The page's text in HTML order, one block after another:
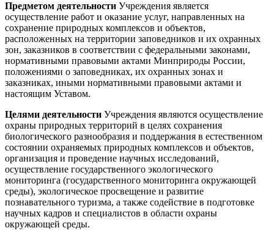
Предметом деятельности Учреждения является
осуществление работ и оказание услуг, направленных на
сохранение природных комплексов и объектов,
расположенных на территории заповедников и их охранных
зон, заказников в соответствии с федеральными законами,
нормативными правовыми актами Минприроды России,
положениями о заповедниках, их охранных зонах и
заказниках, иными нормативными правовыми актами и
настоящим Уставом.
Целями деятельности Учреждения являются осуществление
охраны природных территорий в целях сохранения
биологического разнообразия и поддержания в естественном
состоянии охраняемых природных комплексов и объектов,
организация и проведение научных исследований,
осуществление государственного экологического
мониторинга (государственного мониторинга окружающей
среды), экологическое просвещение и развитие
познавательного туризма, а также содействие в подготовке
научных кадров и специалистов в области охраны
окружающей среды.